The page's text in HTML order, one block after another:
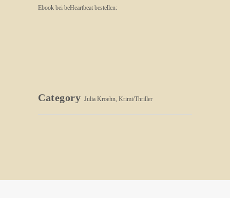
Ebook bei beHeartbeat bestellen:
Category Julia Kroehn, Krimi/Thriller